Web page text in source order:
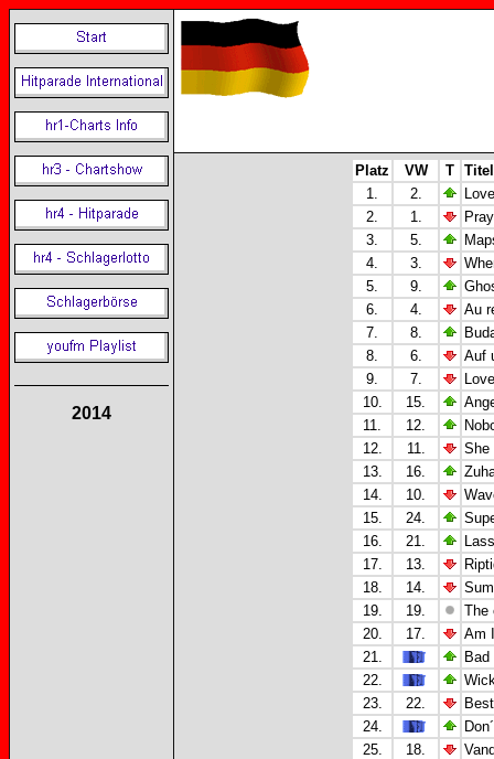
2014
Platz VW T
1.
2.
2.
1.
3.
5.
4.
3.
5.
9.
6.
4.
Au
7.
8.
8.
6.
Auf
9.
7.
10.
15.
11.
12.
12.
11.
She
13.
16.
14.
10.
15.
24.
16.
21.
17.
13.
18.
14.
19.
19.
The
20.
17.
Am
21.
22.
23.
22.
24.
25.
18.